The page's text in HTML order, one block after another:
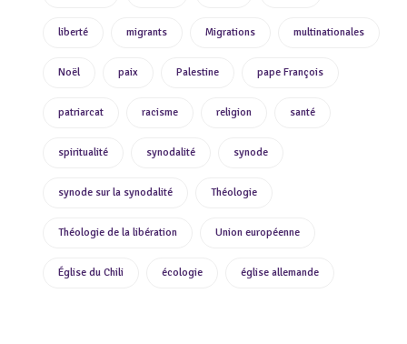
liberté migrants Migrations multinationales
Noël paix Palestine pape François
patriarcat racisme religion santé
spiritualité synodalité synode
synode sur la synodalité Théologie
Théologie de la libération Union européenne
Église du Chili écologie église allemande